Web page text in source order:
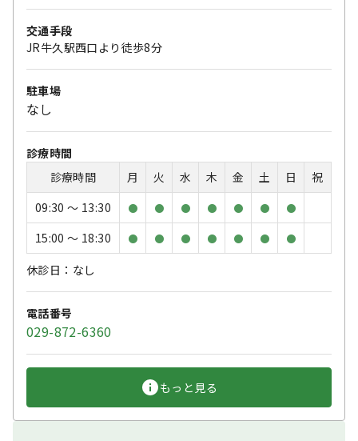
交通手段
JR牛久駅西口より徒歩8分
駐車場
なし
診療時間
診療時間
月 火 水 木 金 土 日
祝
09:30 〜 13:30
● ● ● ● ● ● ●
15:00 〜 18:30 ● ● ● ● ● ● ●
休診日：なし
電話番号
029-872-6360
もっと見る